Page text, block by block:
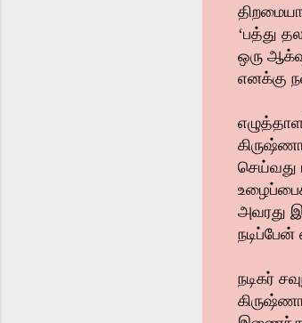
‘பத்து
ஒரு
எனக்கு
செய்வது
அவரது
நடிகர்